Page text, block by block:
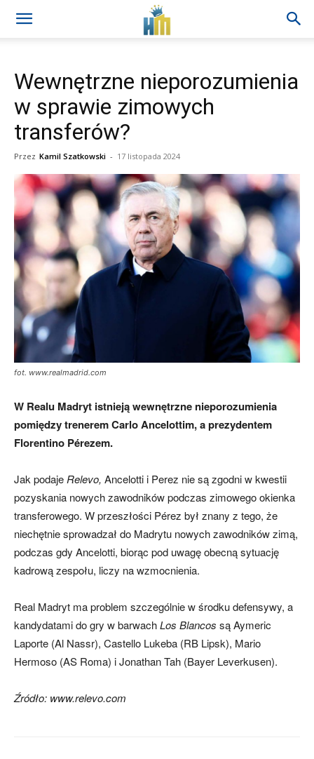
Wewnętrzne nieporozumienia
w sprawie zimowych
transferów?
Przez Kamil Szatkowski - 17 listopada 2024
fot. www.realmadrid.com
W Realu Madryt istnieją wewnętrzne nieporozumienia
pomiędzy trenerem Carlo Ancelottim, a prezydentem
Florentino Pérezem.
Jak podaje Relevo, Ancelotti i Perez nie są zgodni w kwestii
pozyskania nowych zawodników podczas zimowego okienka
transferowego. W przeszłości Pérez był znany z tego, że
niechętnie sprowadzał do Madrytu nowych zawodników zimą,
podczas gdy Ancelotti, biorąc pod uwagę obecną sytuację
kadrową zespołu, liczy na wzmocnienia.
Real Madryt ma problem szczególnie w środku defensywy, a
kandydatami do gry w barwachLos Blancos są Aymeric
Laporte (Al Nassr), Castello Lukeba (RB Lipsk), Mario
Hermoso (AS Roma) i Jonathan Tah (Bayer Leverkusen).
Źródło: www.relevo.com